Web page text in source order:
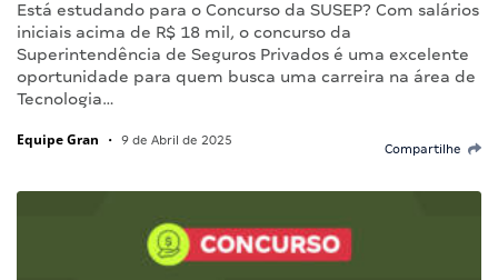
Está estudando para o Concurso da SUSEP? Com salários
iniciais acima de R$ 18 mil, o concurso da
Superintendência de Seguros Privados é uma excelente
oportunidade para quem busca uma carreira na área de
Tecnologia…
Equipe Gran • 9 de Abril de 2025
Compartilhe